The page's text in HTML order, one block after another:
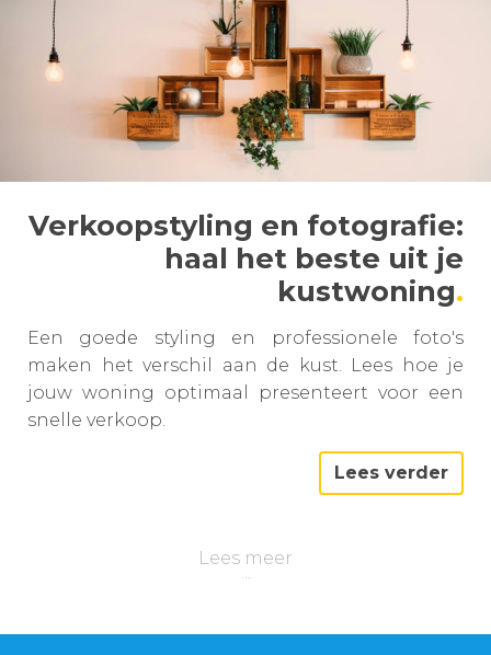
Verkoopstyling en fotografie:
haal het beste uit je
kustwoning
Een goede styling en professionele foto's
maken het verschil aan de kust. Lees hoe je
jouw woning optimaal presenteert voor een
snelle verkoop.
Lees verder
Lees meer